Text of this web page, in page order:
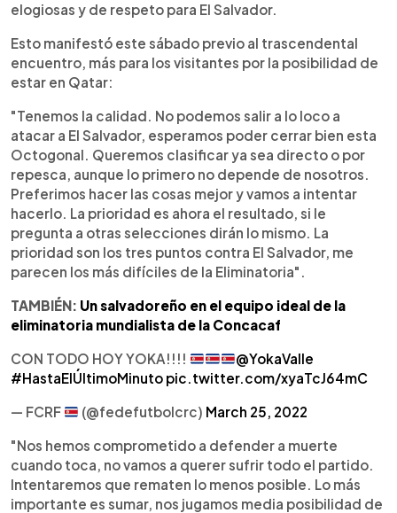
elogiosas y de respeto para El Salvador.
Esto manifestó este sábado previo al trascendental
encuentro, más para los visitantes por la posibilidad de
estar en Qatar:
"Tenemos la calidad. No podemos salir a lo loco a
atacar a El Salvador, esperamos poder cerrar bien esta
Octogonal. Queremos clasificar ya sea directo o por
repesca, aunque lo primero no depende de nosotros.
Preferimos hacer las cosas mejor y vamos a intentar
hacerlo. La prioridad es ahora el resultado, si le
pregunta a otras selecciones dirán lo mismo. La
prioridad son los tres puntos contra El Salvador, me
parecen los más difíciles de la Eliminatoria".
TAMBIÉN: Un salvadoreño en el equipo ideal de la
eliminatoria mundialista de la Concacaf
CON TODO HOY YOKA!!!!
@YokaValle
#HastaElÚltimoMinuto pic.twitter.com/xyaTcJ64mC
— FCRF
(@fedefutbolcrc) March 25, 2022
"Nos hemos comprometido a defender a muerte
cuando toca, no vamos a querer sufrir todo el partido.
Intentaremos que rematen lo menos posible. Lo más
importante es sumar, nos jugamos media posibilidad de